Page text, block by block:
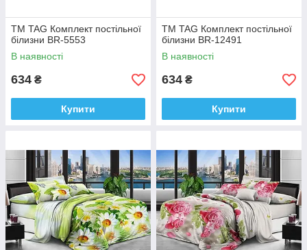
ТМ TAG Комплект постільної
білизни BR-5553
В наявності
634 ₴
Купити
ТМ TAG Комплект постільної
білизни BR-12491
В наявності
634 ₴
Купити